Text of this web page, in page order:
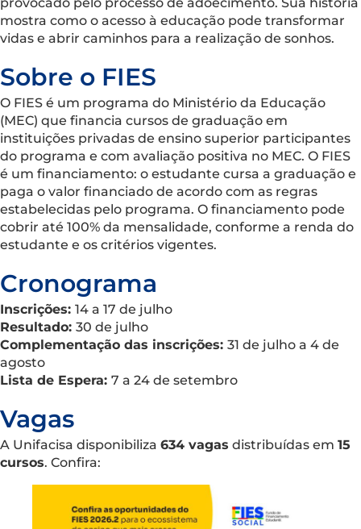
mostra como o acesso à educação pode transformar
vidas e abrir caminhos para a realização de sonhos.
Sobre o FIES
O FIES é um programa do Ministério da Educação
(MEC) que financia cursos de graduação em
instituições privadas de ensino superior participantes
do programa e com avaliação positiva no MEC. O FIES
é um financiamento: o estudante cursa a graduação e
paga o valor financiado de acordo com as regras
estabelecidas pelo programa. O financiamento pode
cobrir até 100% da mensalidade, conforme a renda do
estudante e os critérios vigentes.
Cronograma
Inscrições: 14 a 17 de julho
Resultado: 30 de julho
Complementação das inscrições: 31 de julho a 4 de
agosto
Lista de Espera: 7 a 24 de setembro
Vagas
A Unifacisa disponibiliza 634 vagas distribuídas em 15
cursos. Confira: